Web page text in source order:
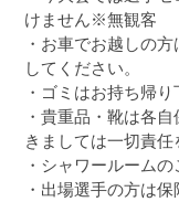
けません※無観客
・お車でお越しの
してください。
・ゴミはお持ち帰り
・貴重品・靴は各
きましては一切責任
・シャワールーム
・出場選手の方は